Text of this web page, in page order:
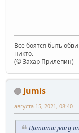
Все боятся быть
никто.
(© Захар Прилепин)
Jumis
августа 15, 2021, 08:40
Цитата: jvarg